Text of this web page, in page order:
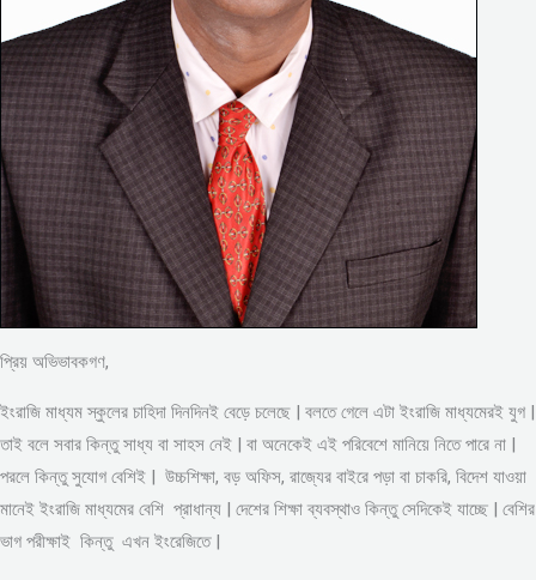
প্রিয় অভিভাবকগণ,
ইংরাজি মাধ্যম স্কুলের চাহিদা দিনদিনই বেড়ে চলেছে | বলতে গেলে এটা ইংরাজি মাধ্যমেরই যুগ |
তাই বলে সবার কিন্তু সাধ্য বা সাহস নেই | বা অনেকেই এই পরিবেশে মানিয়ে নিতে পারে না |
পরলে কিন্তু সুযোগ বেশিই | উচ্চশিক্ষা, বড় অফিস, রাজ্যের বাইরে পড়া বা চাকরি, বিদেশ যাওয়া
মানেই ইংরাজি মাধ্যমের বেশি প্রাধান্য | দেশের শিক্ষা ব্যবস্থাও কিন্তু সেদিকেই যাচ্ছে | বেশির
ভাগ পরীক্ষাই কিন্তু এখন ইংরেজিতে |